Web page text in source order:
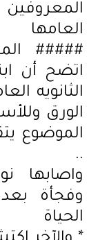
العامها
#####
اتضح أن
الثانويه
الورق
الموضوع
..
واصابها
وفجأة
الحياة